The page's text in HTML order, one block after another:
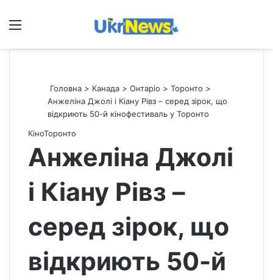
Меню
Головна > Канада > Онтаріо > Торонто >
Анжеліна Джолі і Кіану Рівз – серед зірок, що
відкриють 50-й кінофестиваль у Торонто
КіноТоронто
Анжеліна Джолі
і Кіану Рівз –
серед зірок, що
відкриють 50-й